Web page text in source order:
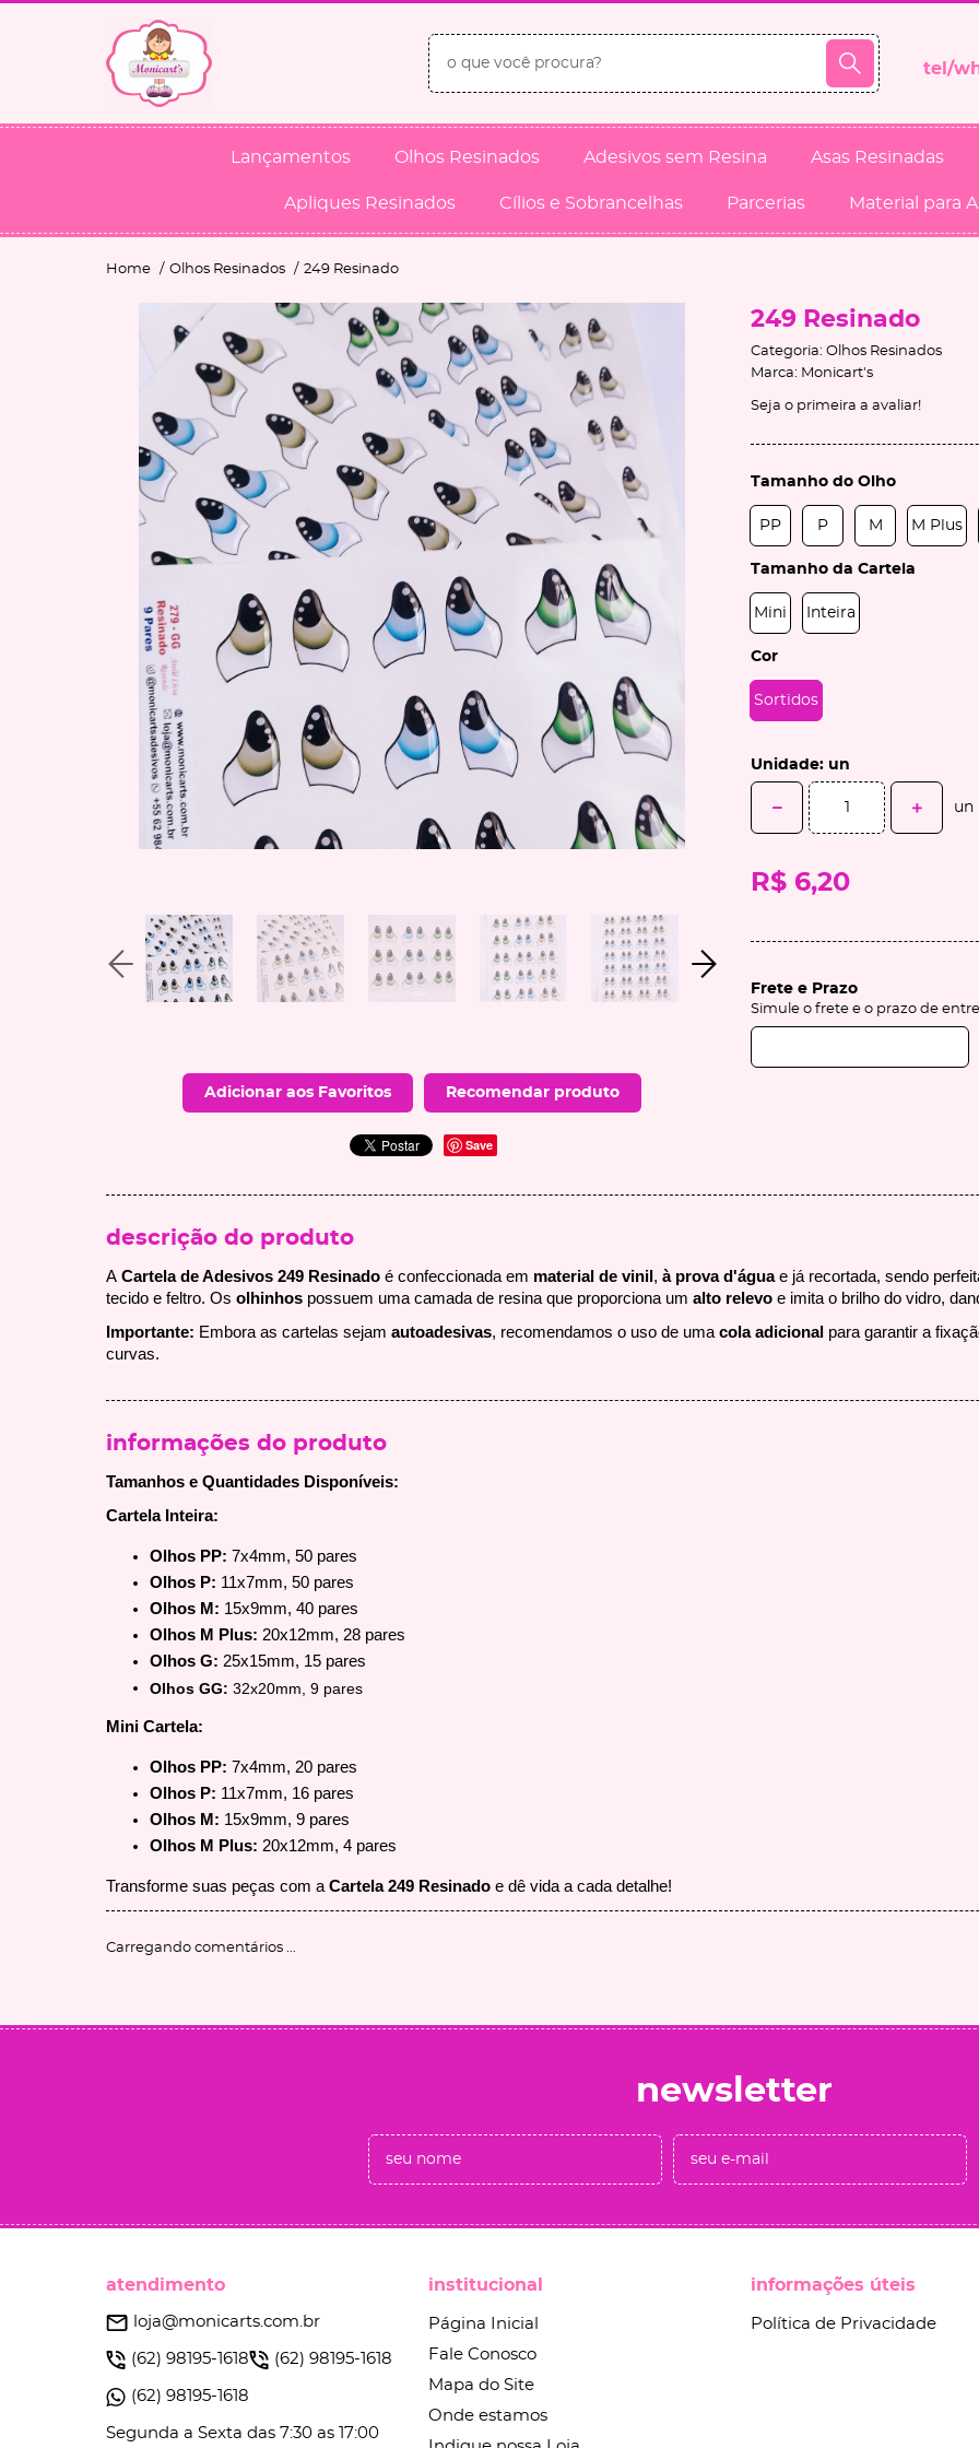
Lançamentos Olhos Resinados Adesivos sem Resina Asas Resinadas
Apliques Resinados Cílios e Sobrancelhas Parcerias Material para
Home Olhos Resinados 249 Resinado
Adicionar aos Favoritos Recomendar produto
Save
249 Resinado
Categoria: Olhos Resinados
Marca: Monicart's
Seja o primeira a avaliar!
Tamanho do Olho
PP P M M Plus
Tamanho da Cartela
Mini Inteira
Cor
Sortidos
Unidade: un
un
R$ 6,20
Frete e Prazo
Simule o frete e o prazo de
descrição do produto
A Cartela de Adesivos 249 Resinado é confeccionada em material de vinil, à prova d'águae já recortada, sendo
tecido e feltro. Os olhinhos possuem uma camada de resina que proporciona um alto relevo e imita o brilho do vidro,
Importante: Embora as cartelas sejam autoadesivas, recomendamos o uso de uma cola adicional para garantir a
curvas.
informações do produto
Tamanhos e Quantidades Disponíveis:
Cartela Inteira:
Olhos PP: 7x4mm, 50 pares
Olhos P: 11x7mm, 50 pares
Olhos M: 15x9mm, 40 pares
Olhos M Plus: 20x12mm, 28 pares
Olhos G: 25x15mm, 15 pares
Olhos GG: 32x20mm, 9 pares
Mini Cartela:
Olhos PP: 7x4mm, 20 pares
Olhos P: 11x7mm, 16 pares
Olhos M: 15x9mm, 9 pares
Olhos M Plus: 20x12mm, 4 pares
Transforme suas peças com a Cartela 249 Resinado e dê vida a cada detalhe!
Carregando comentários ...
newsletter
atendimento
(62) 98195-1618 (62) 98195-1618
(62) 98195-1618
Segunda a Sexta das 7:30 as 17:00
loja@monicarts.com.br
institucional
Página Inicial
Fale Conosco
Mapa do Site
Onde estamos
informações úteis
Política de Privacidade